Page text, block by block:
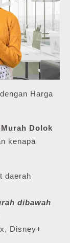
Harga
Dolok
kenapa
daerah
dibawah
Disney+